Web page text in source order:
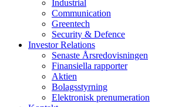
Industrial
Communication
Greentech
Security & Defence
Investor Relations
Senaste Årsredovisningen
Finansiella rapporter
Aktien
Bolagsstyrning
Elektronisk prenumeration